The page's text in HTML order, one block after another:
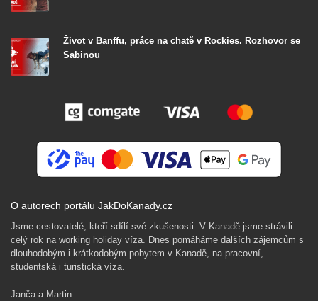
Život v Banffu, práce na chatě v Rockies. Rozhovor se
Sabinou
O autorech portálu JakDoKanady.cz
Jsme cestovatelé, kteří sdílí své zkušenosti. V Kanadě jsme strávili
celý rok na working holiday víza. Dnes pomáháme dalších zájemcům s
dlouhodobým i krátkodobým pobytem v Kanadě, na pracovní,
studentská i turistická víza.
Janča a Martin